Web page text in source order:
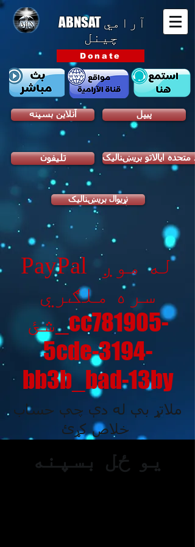
ABNSATآرامي
چینل
Donate
آنلاین بسپنه
تلیفون
پیپل
د متحده ایالاتو بریښنالیک
نړیوال بریښنالیک
PayPal
سره ملګري
شئ_cc781905-
5cde-3194-
bb3b_bad-13by
ملاتړ بې له دې چې حساب
یو ځل بسپنه